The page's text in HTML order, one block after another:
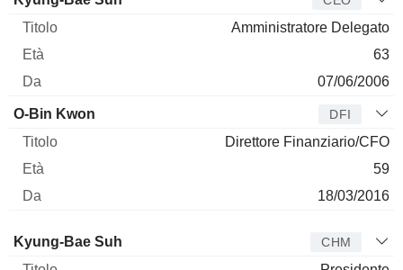
Amministratore Delegato
63
07/06/2006
O-Bin Kwon DFI
Direttore Finanziario/CFO
59
18/03/2016
Amministratore Titolo
Kyung-Bae Suh CHM